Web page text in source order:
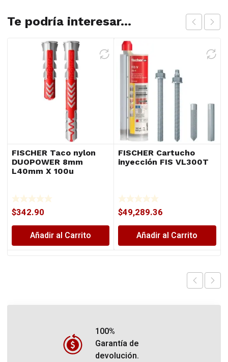
Te podría interesar...
FISCHER Taco nylon
DUOPOWER 8mm
L40mm X 100u
$342.90
Añadir al Carrito
FISCHER Cartucho
inyección FIS VL300T
$49,289.36
Añadir al Carrito
100%
Garantía de
devolución.